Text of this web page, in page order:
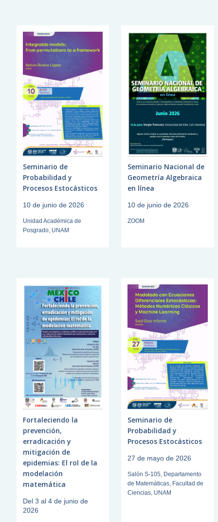
Seminario de
Probabilidad y
Procesos Estocásticos
10 de junio de 2026
Unidad Académica de
Posgrado, UNAM
Seminario Nacional de
Geometría Algebraica
en línea
10 de junio de 2026
ZOOM
Fortaleciendo la
prevención,
erradicación y
mitigación de
epidemias: El rol de la
modelación
matemática
Del 3 al 4 de junio de
2026
Seminario de
Probabilidad y
Procesos Estocásticos
27 de mayo de 2026
Salón S-105, Departamento
de Matemáticas, Facultad de
Ciencias, UNAM